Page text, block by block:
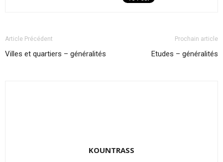
Article Précédent
Villes et quartiers – généralités
Prochain article
Etudes – généralités
KOUNTRASS